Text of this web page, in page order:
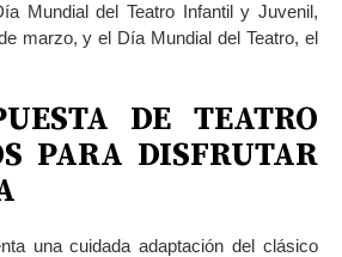
Mundial del Teatro Infantil y Juvenil,
marzo, y el Día Mundial del Teatro, el
DE TEATRO
PARA DISFRUTAR
una cuidada adaptación del clásico